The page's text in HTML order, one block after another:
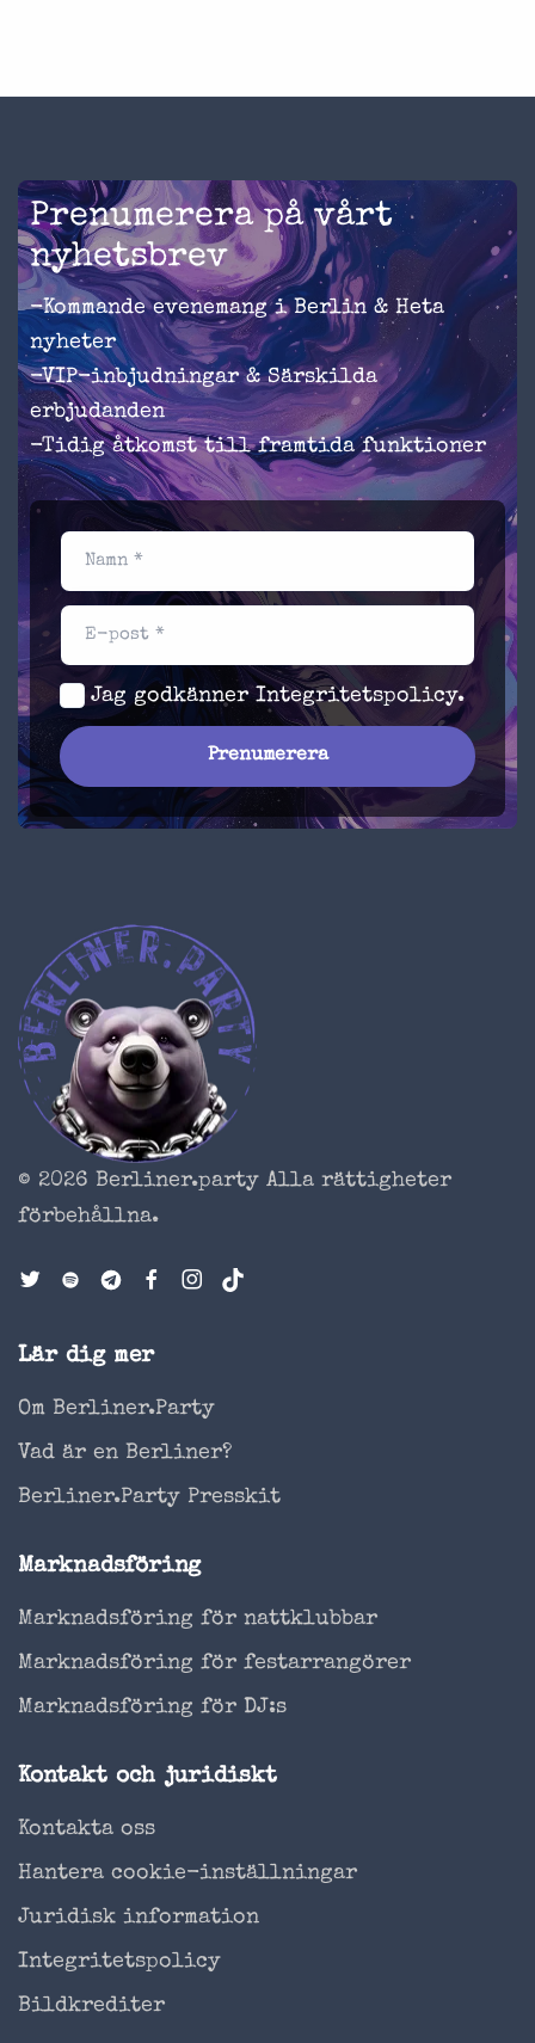
Prenumerera på vårt
nyhetsbrev
-Kommande evenemang i Berlin & Heta
nyheter
-VIP-inbjudningar & Särskilda
erbjudanden
-Tidig åtkomst till framtida funktioner
Namn *
E-post *
Jag godkännerIntegritetspolicy.
© 2026 Berliner.party Alla rättigheter
förbehållna.
Lär dig mer
Om Berliner.Party
Vad är en Berliner?
Berliner.Party Presskit
Marknadsföring
Marknadsföring för nattklubbar
Marknadsföring för festarrangörer
Marknadsföring för DJ:s
Kontakt och juridiskt
Kontakta oss
Hantera cookie-inställningar
Juridisk information
Integritetspolicy
Bildkrediter